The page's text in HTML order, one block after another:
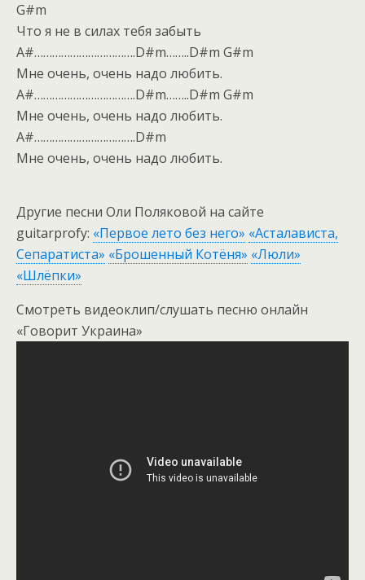
G#m
Что я не в силах тебя забыть
A#…………………………….D#m……..D#m G#m
Мне очень, очень надо любить.
A#…………………………….D#m……..D#m G#m
Мне очень, очень надо любить.
A#…………………………….D#m
Мне очень, очень надо любить.
Другие песни Оли Поляковой на сайте
guitarprofy: «Первое лето без него» «Асталависта,
Сепаратиста» «Брошенный Котёня» «Люли»
«Шлёпки»
Смотреть видеоклип/слушать песню онлайн
«Говорит Украина»